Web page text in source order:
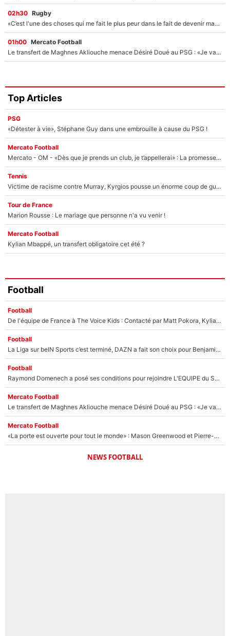
02h30 Rugby
«C’est l'une des choses qui me fait le plus peur dans le fait de devenir maman» : En couple avec Antoine Dupont, Iris Mittenaere s'inquiète déjà pour ses futurs enfants !
01h00 Mercato Football
Le transfert de Maghnes Akliouche menace Désiré Doué au PSG : «Je valide à 200%»
Top Articles
PSG
«Détester à vie», Stéphane Guy dans une embrouille à cause du PSG !
Mercato Football
Mercato - OM - «Dès que je prends un club, je t’appellerai» : La promesse de Marcelino au moment de claquer la porte
Tennis
Victime de racisme contre Murray, Kyrgios pousse un énorme coup de gueule !
Tour de France
Marion Rousse : Le mariage que personne n'a vu venir !
Mercato Football
Kylian Mbappé, un transfert obligatoire cet été ?
Football
Football
De l'équipe de France à The Voice Kids : Contacté par Matt Pokora, Kylian Mbappé a accepté de jouer un rôle inédit sur TF1 !
Football
La Liga sur beIN Sports c’est terminé, DAZN a fait son choix pour Benjamin Da Silva et Omar Da Fonseca !
Football
Raymond Domenech a posé ses conditions pour rejoindre L'EQUIPE du Soir : Il refuse de faire l'émission avec un autre chroniqueur !
Mercato Football
Le transfert de Maghnes Akliouche menace Désiré Doué au PSG : «Je valide à 200%»
Mercato Football
«La porte est ouverte pour tout le monde» : Mason Greenwood et Pierre-Emerick Aubameyang ont quitté l'OM, Amine Gouiri balance sur la suite du mercato et sur la réaction du vestiaire !
NEWS FOOTBALL